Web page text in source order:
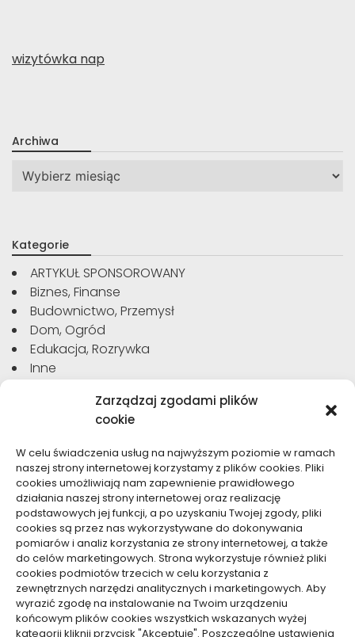
Zarządzaj zgodami plików
cookie
W celu świadczenia usług na najwyższym poziomie w ramach
naszej strony internetowej korzystamy z plików cookies. Pliki
cookies umożliwiają nam zapewnienie prawidłowego
działania naszej strony internetowej oraz realizację
podstawowych jej funkcji, a po uzyskaniu Twojej zgody, pliki
cookies są przez nas wykorzystywane do dokonywania
pomiarów i analiz korzystania ze strony internetowej, a także
do celów marketingowych. Strona wykorzystuje również pliki
cookies podmiotów trzecich w celu korzystania z
zewnętrznych narzędzi analitycznych i marketingowych. Aby
wyrazić zgodę na instalowanie na Twoim urządzeniu
końcowym plików cookies wszystkich wskazanych wyżej
kategorii kliknij przycisk "Akceptuję". Poszczególne ustawienia
wizytówka nap
Archiwa
Archiwa
Kategorie
ARTYKUŁ SPONSOROWANY
Biznes, Finanse
Budownictwo, Przemysł
Dom, Ogród
Edukacja, Rozrywka
Inne
Motoryzacja, Transport
Sport, Turystyka
Technologie
Usługi
Zdrowie, Medycyna
Dolącz do nas
Lubisz pisać teksty i chciałbyś się podzielić swoją
wiedzą z innymi? Dołącz do nas już teraz. Podziel się
swoją wiedzą z innymi.